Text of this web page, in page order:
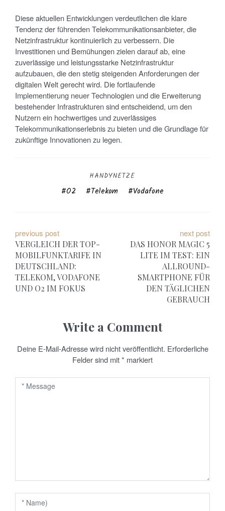
Diese aktuellen Entwicklungen verdeutlichen die klare
Tendenz der führenden Telekommunikationsanbieter, die
Netzinfrastruktur kontinuierlich zu verbessern. Die
Investitionen und Bemühungen zielen darauf ab, eine
zuverlässige und leistungsstarke Netzinfrastruktur
aufzubauen, die den stetig steigenden Anforderungen der
digitalen Welt gerecht wird. Die fortlaufende
Implementierung neuer Technologien und die Erweiterung
bestehender Infrastrukturen sind entscheidend, um den
Nutzern ein hochwertiges und zuverlässiges
Telekommunikationserlebnis zu bieten und die Grundlage für
zukünftige Innovationen zu legen.
HANDYNETZE
O2 Telekom Vodafone
B
e
i
t
g
n
a
t
previous post
VERGLEICH DER TOP-
MOBILFUNKTARIFE IN
DEUTSCHLAND:
TELEKOM, VODAFONE
UND O2 IM FOKUS
next post
DAS HONOR MAGIC 5
LITE IM TEST: EIN
ALLROUND-
SMARTPHONE FÜR
DEN TÄGLICHEN
GEBRAUCH
Write a Comment
Deine E-Mail-Adresse wird nicht veröffentlicht. Erforderliche
Felder sind mit* markiert